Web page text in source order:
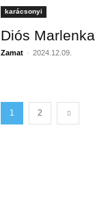
karácsonyi
Diós
Zamat - 2024.12.09.
1 2